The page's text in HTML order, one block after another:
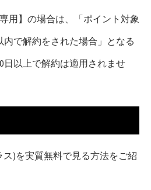
用】の場合は、「ポイント対象
で解約をされた場合」となる
日以上で解約は適用されませ
ス)を実質無料で見る方法をご紹